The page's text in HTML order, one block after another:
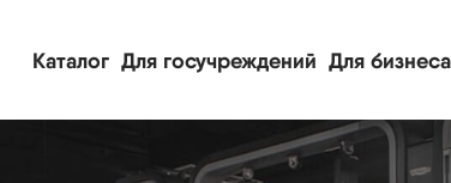
Каталог Для госучреждений Для бизнеса